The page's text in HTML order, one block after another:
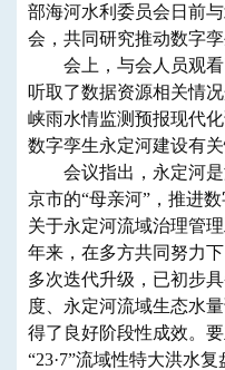
部海河水利委员会日前
会，共同研究推动数字
会上，与会人员观
听取了数据资源相关情
峡雨水情监测预报现代
数字孪生永定河建设有
会议指出，永定河
京市的“母亲河”，推进
关于永定河流域治理管
年来，在多方共同努力
多次迭代升级，已初步
度、永定河流域生态水
得了良好阶段性成效。
“23·7”流域性特大洪水